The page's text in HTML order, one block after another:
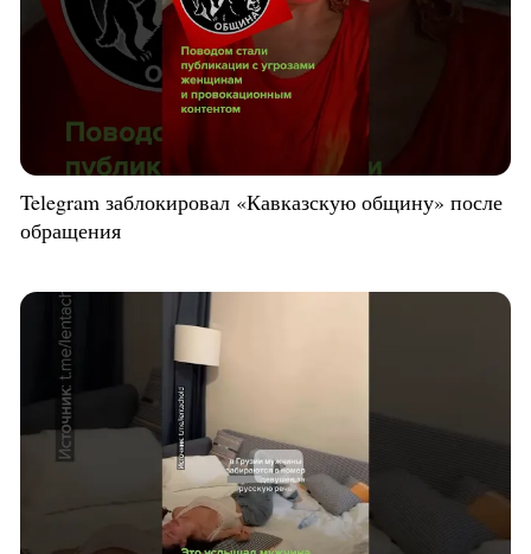
Telegram заблокировал «Кавказскую общину» после
обращения